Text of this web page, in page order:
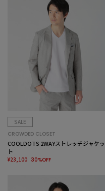
SALE
CROWDED CLOSET
COOLDOTS 2WAYストレッチジャケッ
ト
¥23,100 30%OFF